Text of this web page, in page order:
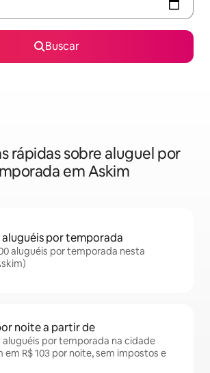
Buscar
rápidas sobre aluguel por
em Askim
por temporada
aluguéis por temporada nesta
noite a partir de
aluguéis por temporada na cidade
em R$ 103 por noite, sem impostos e